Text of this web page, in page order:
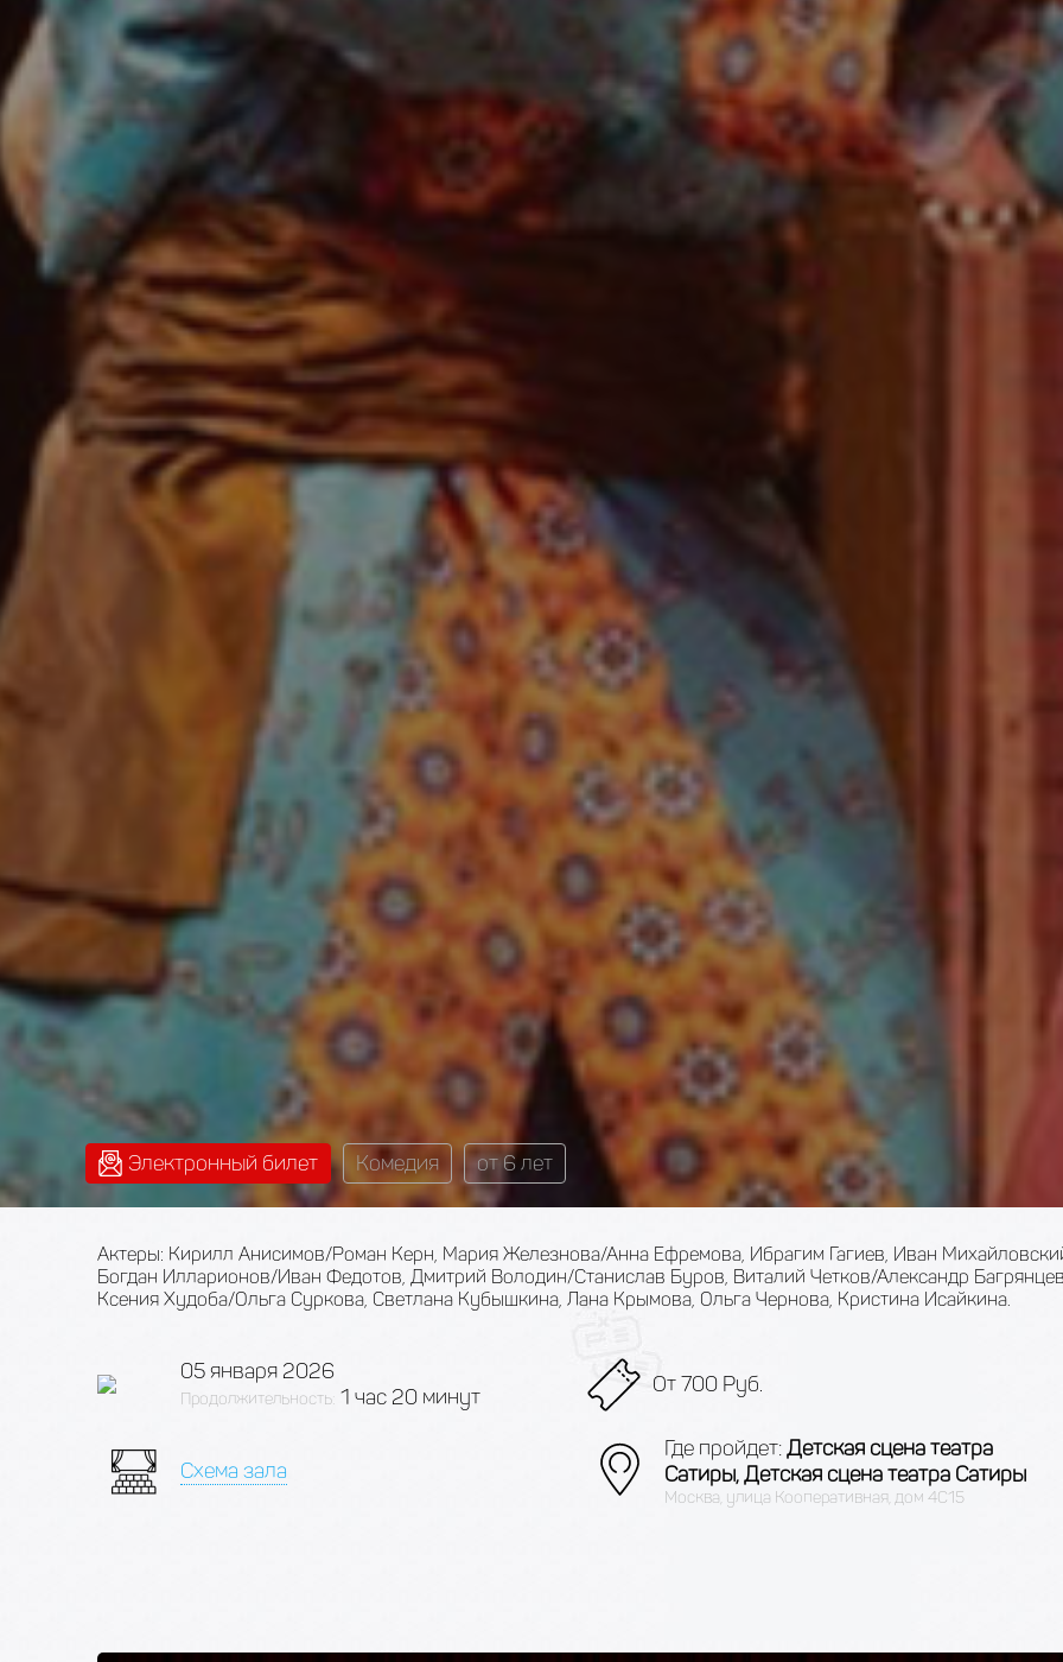
Электронный билет Комедия от 6 лет
Актеры: Кирилл Анисимов/Роман Керн, Мария Железнова/Анна Ефремова, Ибрагим Гагиев, Иван
Богдан Илларионов/Иван Федотов, Дмитрий Володин/Станислав Буров, Виталий Четков/Александр
Ксения Худоба/Ольга Суркова, Светлана Кубышкина, Лана Крымова, Ольга Чернова, Кристина Исайкина.
05 января 2026
Продолжительность: 1 час 20 минут От 700 Руб.
Схема зала
Где пройдет:Детская сцена театра
Сатиры, Детская сцена театра Сатиры
Москва, улица Кооперативная, дом 4С15